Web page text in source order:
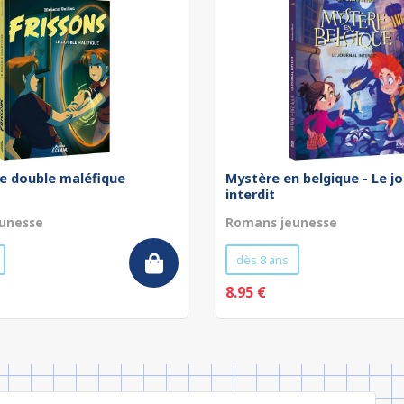
double maléfique
Mystère en belgique - Le
interdit
Romans jeunesse
dès 8 ans
8.95 €